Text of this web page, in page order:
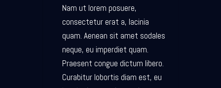
Nam ut lorem posuere,
consectetur erat a, lacinia
quam. Aenean sit amet sodales
neque, eu imperdiet quam.
Praesent congue dictum libero.
Curabitur lobortis diam est, eu